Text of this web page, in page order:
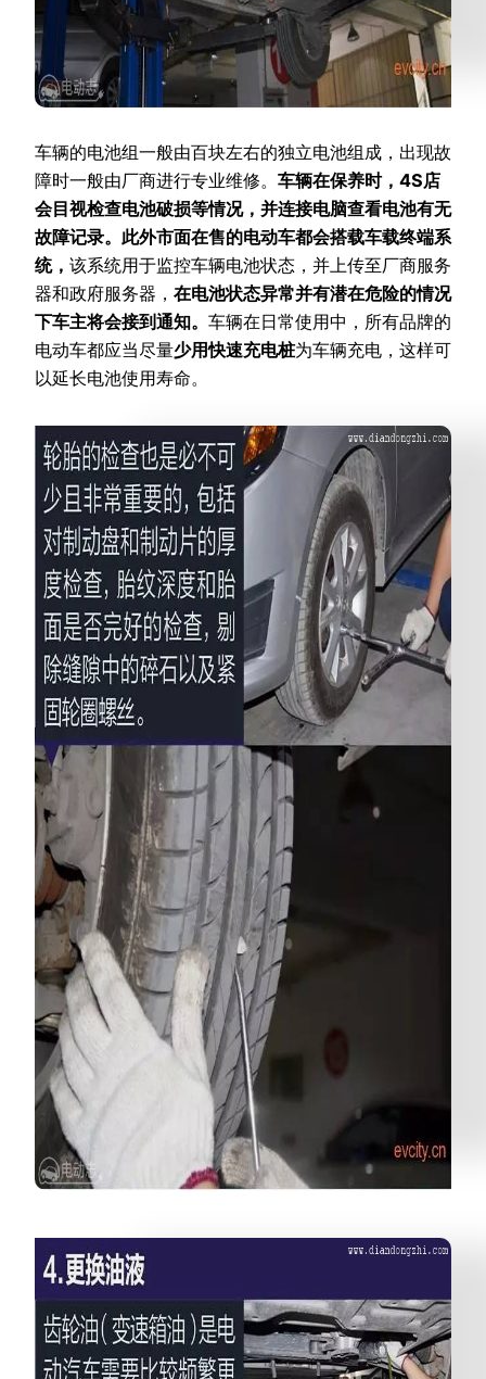
车辆的电池组一般由百块左右的独立电池组成，出现故
障时一般由厂商进行专业维修。 车辆在保养时，4S店
会目视检查电池破损等情况，并连接电脑查看电池有无
故障记录。 此外市面在售的电动车都会搭载车载终端系
统， 该系统用于监控车辆电池状态，并上传至厂商服务
器和政府服务器， 在电池状态异常并有潜在危险的情况
下车主将会接到通知。 车辆在日常使用中，所有品牌的
电动车都应当尽量少用快速充电桩为车辆充电，这样可
以延长电池使用寿命。